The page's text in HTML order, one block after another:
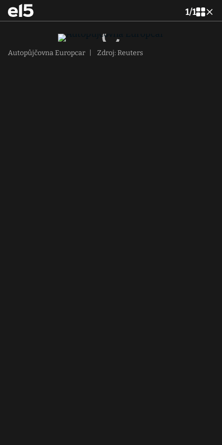
1/1
Autopůjčovna Europcar Zdroj: Reuters